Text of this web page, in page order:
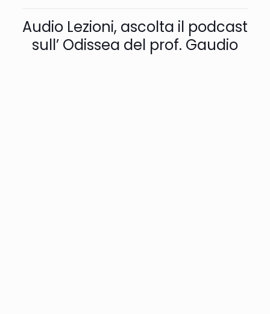
Audio Lezioni, ascolta il podcast
sull’ Odissea del prof. Gaudio